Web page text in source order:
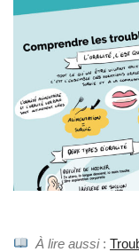
À lire aussi: